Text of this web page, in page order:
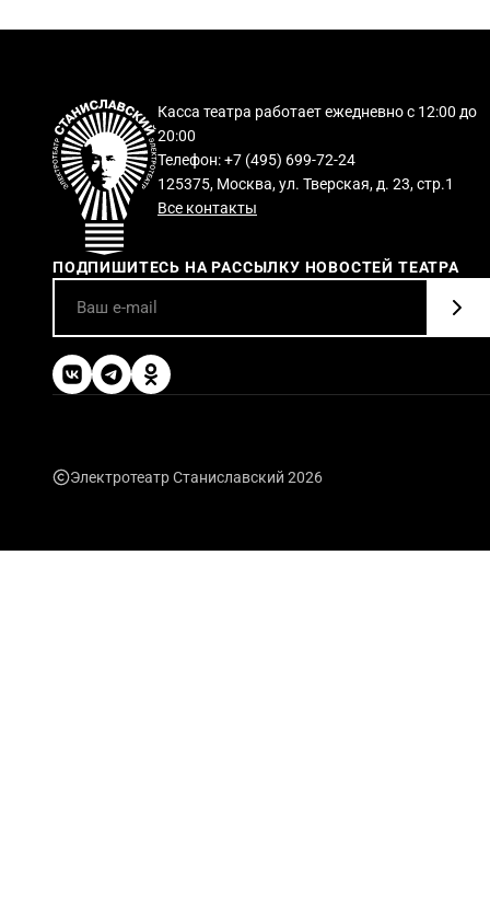
Касса театра работает ежедневно с 12:00 до
20:00
Телефон: +7 (495) 699-72-24
125375, Москва, ул. Тверская, д. 23, стр.1
Все контакты
ПОДПИШИТЕСЬ НА РАССЫЛКУ НОВОСТЕЙ ТЕАТРА
Электротеатр Станиславский 2026